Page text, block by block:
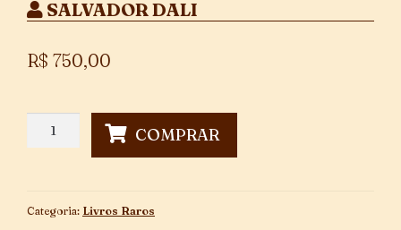
SALVADOR DALI
R$ 750,00
1ª
COMPRAR
Categoria: Livros Raros